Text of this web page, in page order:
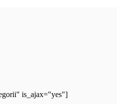
is_ajax="yes"]